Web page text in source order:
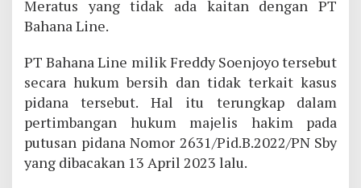
Meratus yang tidak ada kaitan dengan PT
Bahana Line.
PT Bahana Line milik Freddy Soenjoyo tersebut
secara hukum bersih dan tidak terkait kasus
pidana tersebut. Hal itu terungkap dalam
pertimbangan hukum majelis hakim pada
putusan pidana Nomor 2631/Pid.B.2022/PN Sby
yang dibacakan 13 April 2023 lalu.